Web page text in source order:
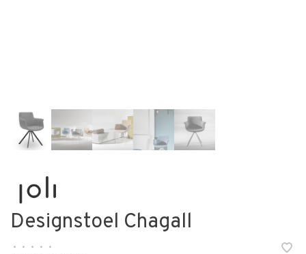
Designstoel Chagall
• • • •
•